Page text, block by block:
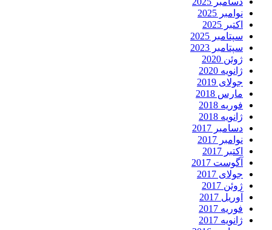
نوامبر 2025
اکتبر 2025
سپتامبر 2025
سپتامبر 2023
ژوئن 2020
ژانویه 2020
جولای 2019
مارس 2018
فوریه 2018
ژانویه 2018
دسامبر 2017
نوامبر 2017
اکتبر 2017
آگوست 2017
جولای 2017
ژوئن 2017
آوریل 2017
فوریه 2017
ژانویه 2017